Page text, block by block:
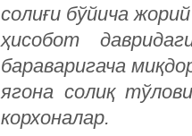
солиғи бўйича
ҳисобот
бараваригача
ягона солиқ
корхоналар.